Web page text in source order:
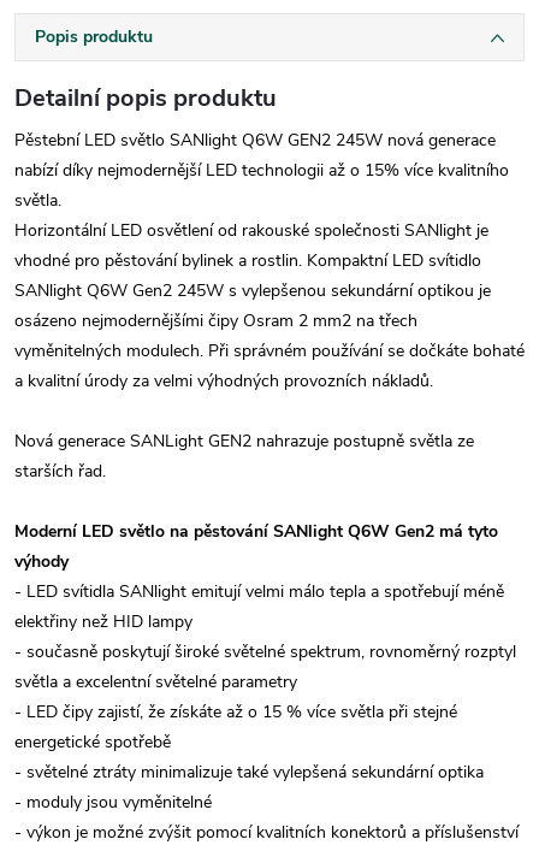
Popis produktu
Detailní popis produktu
Pěstební LED světlo SANlight Q6W GEN2 245W nová generace
nabízí díky nejmodernější LED technologii až o 15% více kvalitního
světla.
Horizontální LED osvětlení od rakouské společnosti SANlight je
vhodné pro pěstování bylinek a rostlin. Kompaktní LED svítidlo
SANlight Q6W Gen2 245W s vylepšenou sekundární optikou je
osázeno nejmodernějšími čipy Osram 2 mm2 na třech
vyměnitelných modulech. Při správném používání se dočkáte bohaté
a kvalitní úrody za velmi výhodných provozních nákladů.
Nová generace SANLight GEN2 nahrazuje postupně světla ze
starších řad.
Moderní LED světlo na pěstování SANlight Q6W Gen2 má tyto
výhody
- LED svítidla SANlight emitují velmi málo tepla a spotřebují méně
elektřiny než HID lampy
- současně poskytují široké světelné spektrum, rovnoměrný rozptyl
světla a excelentní světelné parametry
- LED čipy zajistí, že získáte až o 15 % více světla při stejné
energetické spotřebě
- světelné ztráty minimalizuje také vylepšená sekundární optika
- moduly jsou vyměnitelné
- výkon je možné zvýšit pomocí kvalitních konektorů a příslušenství